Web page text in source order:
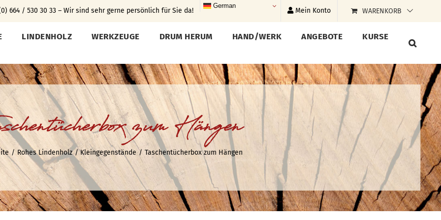
664 / 530 30 33 – Wir sind sehr gerne persönlich für Sie da!
German
Mein Konto WARENKORB
LINDENHOLZ WERKZEUGE DRUM HERUM HAND/WERK ANGEBOTE KURSE
zum Hängen
Rohes Lindenholz Kleingegenstände Taschentücherbox zum Hängen